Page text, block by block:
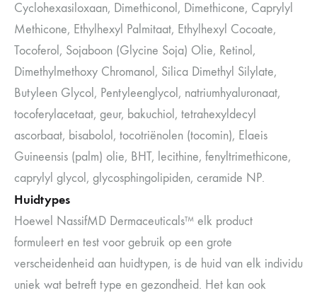
Cyclohexasiloxaan, Dimethiconol, Dimethicone, Caprylyl
Methicone, Ethylhexyl Palmitaat, Ethylhexyl Cocoate,
Tocoferol, Sojaboon (Glycine Soja) Olie, Retinol,
Dimethylmethoxy Chromanol, Silica Dimethyl Silylate,
Butyleen Glycol, Pentyleenglycol, natriumhyaluronaat,
tocoferylacetaat, geur, bakuchiol, tetrahexyldecyl
ascorbaat, bisabolol, tocotriënolen (tocomin), Elaeis
Guineensis (palm) olie, BHT, lecithine, fenyltrimethicone,
caprylyl glycol, glycosphingolipiden, ceramide NP.
Huidtypes
Hoewel NassifMD Dermaceuticals™ elk product
formuleert en test voor gebruik op een grote
verscheidenheid aan huidtypen, is de huid van elk individu
uniek wat betreft type en gezondheid. Het kan ook